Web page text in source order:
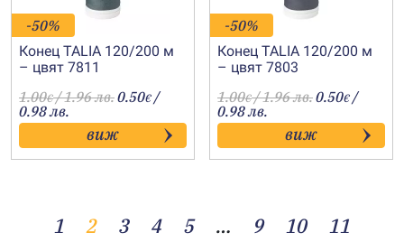
-50%
Конец TALIA 120/200 м
– цвят 7811
1.00€/ 1.96 лв.0.50€ /
0.98 лв.
виж
-50%
Конец TALIA 120/200 м
– цвят 7803
1.00€/ 1.96 лв.0.50€ /
0.98 лв.
виж
1 2 3 4 5 … 9 10 11